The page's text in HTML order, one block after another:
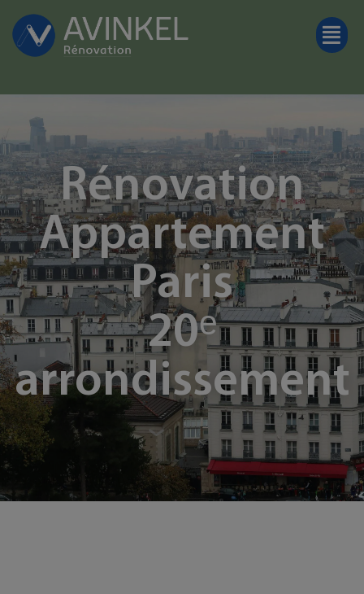
Rénovation
Appartement
Paris
20ᵉ
arrondissement